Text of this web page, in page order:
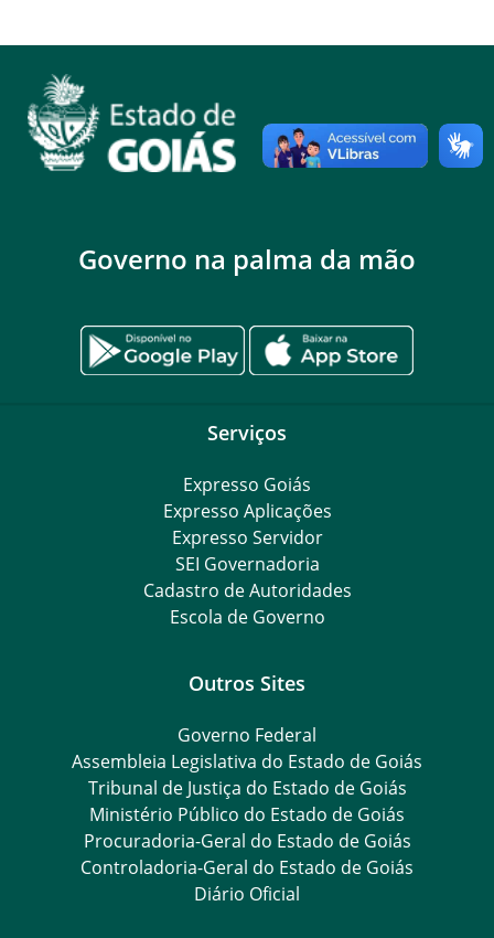
Governo na palma da mão
Serviços
Expresso Goiás
Expresso Aplicações
Expresso Servidor
SEI Governadoria
Cadastro de Autoridades
Escola de Governo
Outros Sites
Governo Federal
Assembleia Legislativa do Estado de Goiás
Tribunal de Justiça do Estado de Goiás
Ministério Público do Estado de Goiás
Procuradoria-Geral do Estado de Goiás
Controladoria-Geral do Estado de Goiás
Diário Oficial